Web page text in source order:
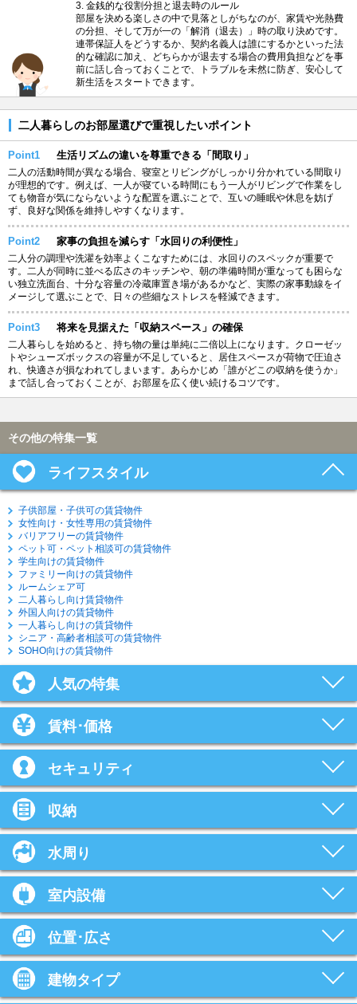
3. 金銭的な役割分担と退去時のルール
部屋を決める楽しさの中で見落としがちなのが、家賃や光熱費
の分担、そして万が一の「解消（退去）」時の取り決めです。
連帯保証人をどうするか、契約名義人は誰にするかといった法
的な確認に加え、どちらかが退去する場合の費用負担などを事
前に話し合っておくことで、トラブルを未然に防ぎ、安心して
新生活をスタートできます。
二人暮らしのお部屋選びで重視したいポイント
Point1 生活リズムの違いを尊重できる「間取り」
二人の活動時間が異なる場合、寝室とリビングがしっかり分かれている間取り
が理想的です。例えば、一人が寝ている時間にもう一人がリビングで作業をし
ても物音が気にならないような配置を選ぶことで、互いの睡眠や休息を妨げ
ず、良好な関係を維持しやすくなります。
Point2 家事の負担を減らす「水回りの利便性」
二人分の調理や洗濯を効率よくこなすためには、水回りのスペックが重要で
す。二人が同時に並べる広さのキッチンや、朝の準備時間が重なっても困らな
い独立洗面台、十分な容量の冷蔵庫置き場があるかなど、実際の家事動線をイ
メージして選ぶことで、日々の些細なストレスを軽減できます。
Point3 将来を見据えた「収納スペース」の確保
二人暮らしを始めると、持ち物の量は単純に二倍以上になります。クローゼッ
トやシューズボックスの容量が不足していると、居住スペースが荷物で圧迫さ
れ、快適さが損なわれてしまいます。あらかじめ「誰がどこの収納を使うか」
まで話し合っておくことが、お部屋を広く使い続けるコツです。
その他の特集一覧
ライフスタイル
子供部屋・子供可の賃貸物件
女性向け・女性専用の賃貸物件
バリアフリーの賃貸物件
ペット可・ペット相談可の賃貸物件
学生向けの賃貸物件
ファミリー向けの賃貸物件
ルームシェア可
二人暮らし向け賃貸物件
外国人向けの賃貸物件
一人暮らし向けの賃貸物件
シニア・高齢者相談可の賃貸物件
SOHO向けの賃貸物件
人気の特集
賃料･価格
セキュリティ
収納
水周り
室内設備
位置･広さ
建物タイプ